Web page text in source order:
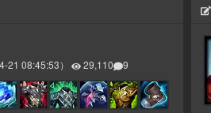
21 08:45:53） 29,110 9